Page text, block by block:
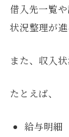
借入先一覧
状況整理が進
また、収入
たとえば、
給与明細